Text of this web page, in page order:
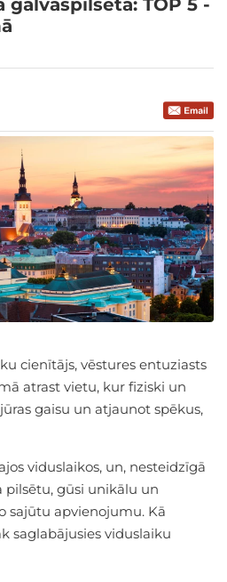
TOP 5 -
cienītājs, vēstures entuziasts
atrast vietu, kur fiziski un
gaisu un atjaunot spēkus,
viduslaikos, un, nesteidzīgā
gūsi unikālu un
sajūtu apvienojumu. Kā
saglabājusies viduslaiku